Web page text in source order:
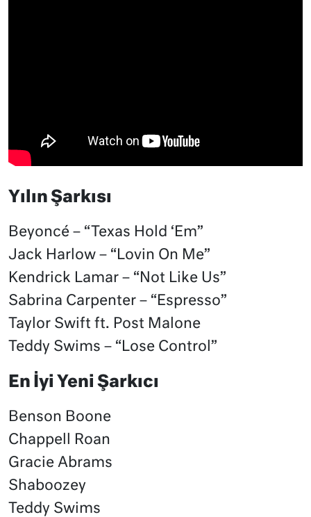
Yılın Şarkısı
Beyoncé – “Texas Hold ‘Em”
Jack Harlow – “Lovin On Me”
Kendrick Lamar – “Not Like Us”
Sabrina Carpenter – “Espresso”
Taylor Swift ft. Post Malone
Teddy Swims – “Lose Control”
En İyi Yeni Şarkıcı
Benson Boone
Chappell Roan
Gracie Abrams
Shaboozey
Teddy Swims